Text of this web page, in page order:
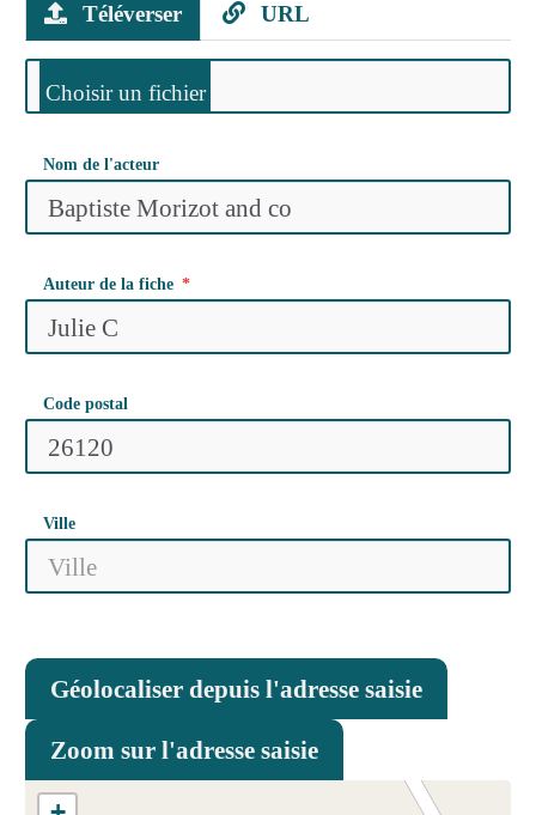
Téléverser URL
Nom de l'acteur
Auteur de la fiche
Code postal
Ville
Géolocaliser depuis l'adresse saisie
Zoom sur l'adresse saisie